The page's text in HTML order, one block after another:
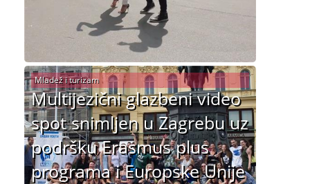
Multijezični glazbeni video
spot snimljen u Zagrebu uz
podršku Erasmus plus
programa i Europske Unije
Mladež i turizam